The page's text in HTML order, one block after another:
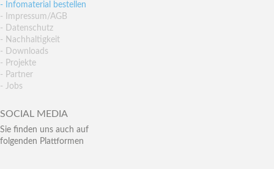
- Infomaterial bestellen
- Impressum/AGB
- Datenschutz
- Nachhaltigkeit
- Downloads
- Projekte
- Partner
- Jobs
SOCIAL MEDIA
Sie finden uns auch auf
folgenden Plattformen